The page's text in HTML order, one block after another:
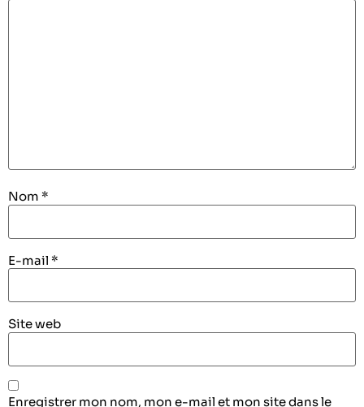
Nom *
E-mail *
Site web
Enregistrer mon nom, mon e-mail et mon site dans le